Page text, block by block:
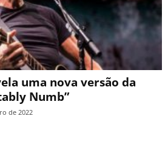
uma nova versão da
Numb”
de 2022